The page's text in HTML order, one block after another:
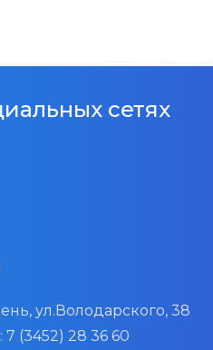
сетях
ул.Володарского, 38
7 (3452) 28 36 60